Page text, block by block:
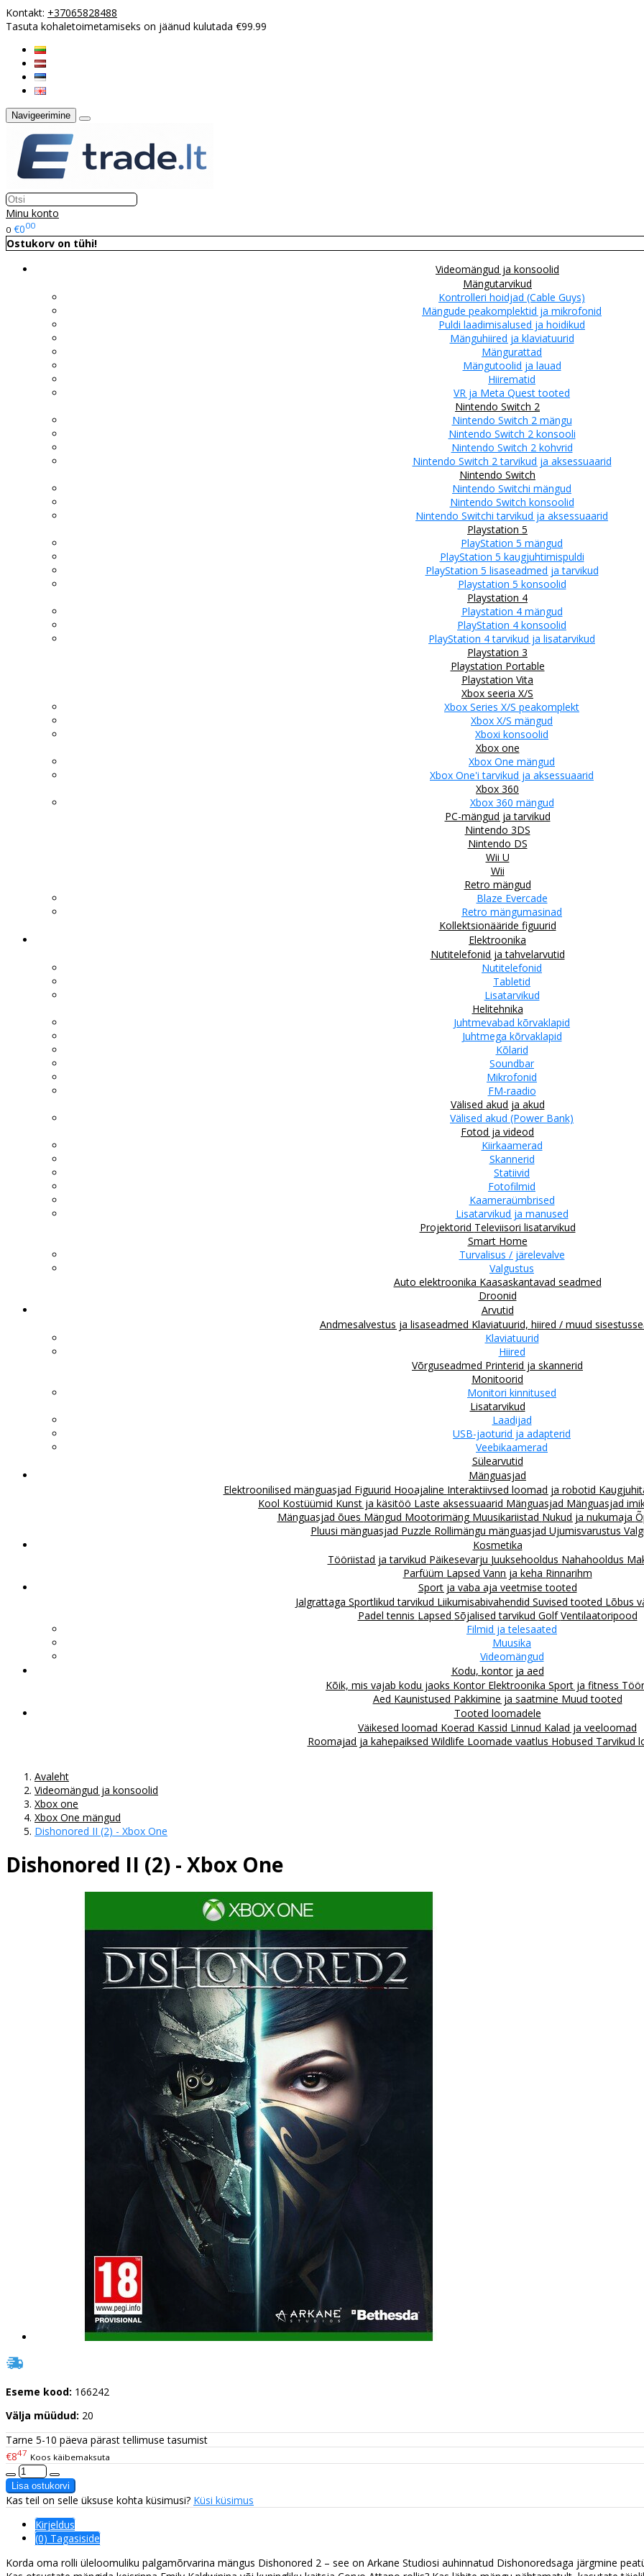
Kontakt: +37065828488
Tasuta kohaletoimetamiseks on jäänud kulutada €99.99
Navigeerimine
Minu konto
0 €000
Ostukorv on tühi!
Videomängud ja konsoolid
Mängutarvikud
Kontrolleri hoidjad (Cable Guys)
Mängude peakomplektid ja mikrofonid
Puldi laadimisalused ja hoidikud
Mänguhiired ja klaviatuurid
Mängurattad
Mängutoolid ja lauad
Hiirematid
VR ja Meta Quest tooted
Nintendo Switch 2
Nintendo Switch 2 mängu
Nintendo Switch 2 konsooli
Nintendo Switch 2 kohvrid
Nintendo Switch 2 tarvikud ja aksessuaarid
Nintendo Switch
Nintendo Switchi mängud
Nintendo Switch konsoolid
Nintendo Switchi tarvikud ja aksessuaarid
Playstation 5
PlayStation 5 mängud
PlayStation 5 kaugjuhtimispuldi
PlayStation 5 lisaseadmed ja tarvikud
Playstation 5 konsoolid
Playstation 4
Playstation 4 mängud
PlayStation 4 konsoolid
PlayStation 4 tarvikud ja lisatarvikud
Playstation 3
Playstation Portable
Playstation Vita
Xbox seeria X/S
Xbox Series X/S peakomplekt
Xbox X/S mängud
Xboxi konsoolid
Xbox one
Xbox One mängud
Xbox One'i tarvikud ja aksessuaarid
Xbox 360
Xbox 360 mängud
PC-mängud ja tarvikud
Nintendo 3DS
Nintendo DS
Wii U
Wii
Retro mängud
Blaze Evercade
Retro mängumasinad
Kollektsionääride figuurid
Elektroonika
Nutitelefonid ja tahvelarvutid
Nutitelefonid
Tabletid
Lisatarvikud
Helitehnika
Juhtmevabad kõrvaklapid
Juhtmega kõrvaklapid
Kõlarid
Soundbar
Mikrofonid
FM-raadio
Välised akud ja akud
Välised akud (Power Bank)
Fotod ja videod
Kiirkaamerad
Skannerid
Statiivid
Fotofilmid
Kaameraümbrised
Lisatarvikud ja manused
Projektorid Televiisori lisatarvikud
Smart Home
Turvalisus / järelevalve
Valgustus
Auto elektroonika Kaasaskantavad seadmed
Droonid
Arvutid
Andmesalvestus ja lisaseadmed Klaviatuurid, hiired / muud
Klaviatuurid
Hiired
Võrguseadmed Printerid ja skannerid
Monitoorid
Monitori kinnitused
Lisatarvikud
Laadijad
USB-jaoturid ja adapterid
Veebikaamerad
Sülearvutid
Mänguasjad
Elektroonilised mänguasjad Figuurid Hooajaline Interaktiivsed loomad ja robotid
Kool Kostüümid Kunst ja käsitöö Laste aksessuaarid Mänguasjad Mänguasjad
Mänguasjad õues Mängud Mootorimäng Muusikariistad Nukud ja nukumaja
Pluusi mänguasjad Puzzle Rollimängu mänguasjad Ujumisvarustus
Kosmetika
Tööriistad ja tarvikud Päikesevarju Juuksehooldus Nahahooldus
Parfüüm Lapsed Vann ja keha Rinnarihm
Sport ja vaba aja veetmise tooted
Jalgrattaga Sportlikud tarvikud Liikumisabivahendid Suvised tooted Lõbus
Padel tennis Lapsed Sõjalised tarvikud GolfVentilaatoripood
Filmid ja telesaated
Muusika
Videomängud
Kodu, kontor ja aed
Kõik, mis vajab kodu jaoks Kontor Elektroonika Sport ja fitness
Aed Kaunistused Pakkimine ja saatmine Muud tooted
Tooted loomadele
Väikesed loomad Koerad Kassid Linnud Kalad ja veeloomad
Roomajad ja kahepaiksed Wildlife Loomade vaatlus Hobused Tarvikud
Avaleht
Videomängud ja konsoolid
Xbox one
Xbox One mängud
Dishonored II (2) - Xbox One
Dishonored II (2) - Xbox One
Eseme kood: 166242
Välja müüdud: 20
Tarne 5-10 päeva pärast tellimuse tasumist
€847 Koos käibemaksuta
Kas teil on selle üksuse kohta küsimusi? Küsi küsimus
Kirjeldus
(0) Tagasiside
Korda oma rolli üleloomuliku palgamõrvarina mängus Dishonored 2 – see on Arkane Studiosi auhinnatud Dishonoredsaga järgmine